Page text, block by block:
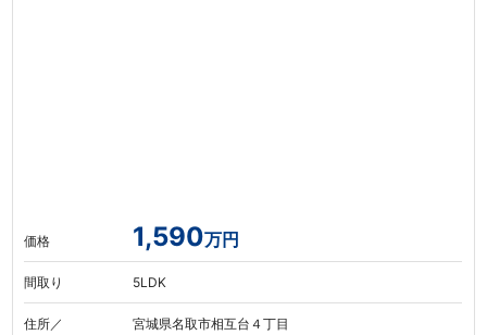
価格 1,590万円
間取り 5LDK
住所／
宮城県名取市相互台４丁目